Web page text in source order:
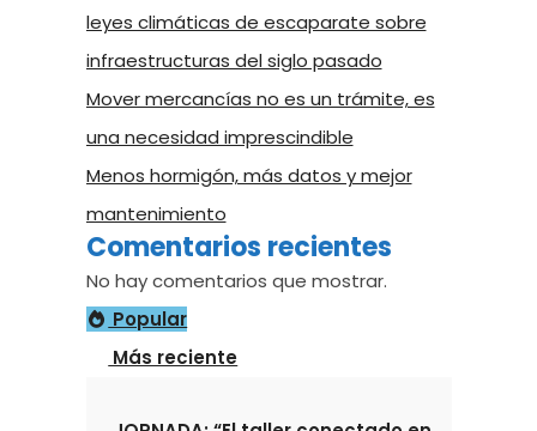
leyes climáticas de escaparate sobre
infraestructuras del siglo pasado
Mover mercancías no es un trámite, es
una necesidad imprescindible
Menos hormigón, más datos y mejor
mantenimiento
Comentarios recientes
No hay comentarios que mostrar.
Popular
Más reciente